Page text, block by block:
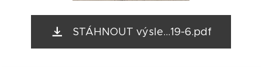
STÁHNOUT výsle...19-6.pdf